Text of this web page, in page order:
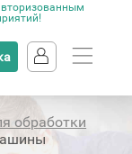
обработки